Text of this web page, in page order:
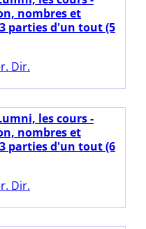
nombres et
parties d'un tout (5
Dir.
les cours -
nombres et
parties d'un tout (6
Dir.